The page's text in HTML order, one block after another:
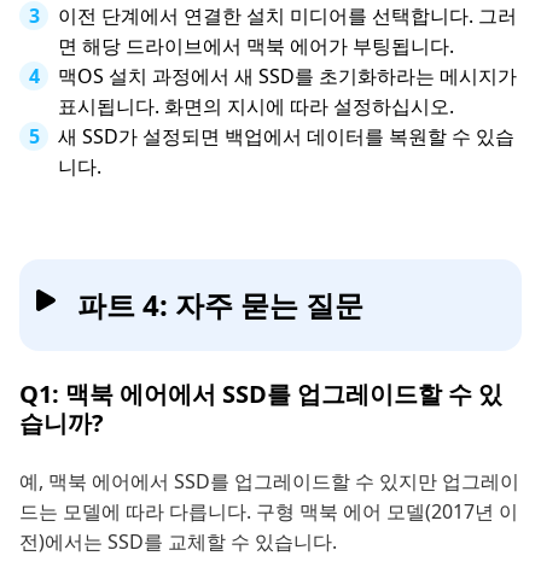
이전 단계에서 연결한 설치 미디어를 선택합니다. 그러
면 해당 드라이브에서 맥북 에어가 부팅됩니다.
맥OS 설치 과정에서 새 SSD를 초기화하라는 메시지가
표시됩니다. 화면의 지시에 따라 설정하십시오.
새 SSD가 설정되면 백업에서 데이터를 복원할 수 있습
니다.
파트 4: 자주 묻는 질문
Q1: 맥북 에어에서 SSD를 업그레이드할 수 있
습니까?
예, 맥북 에어에서 SSD를 업그레이드할 수 있지만 업그레이
드는 모델에 따라 다릅니다. 구형 맥북 에어 모델(2017년 이
전)에서는 SSD를 교체할 수 있습니다.